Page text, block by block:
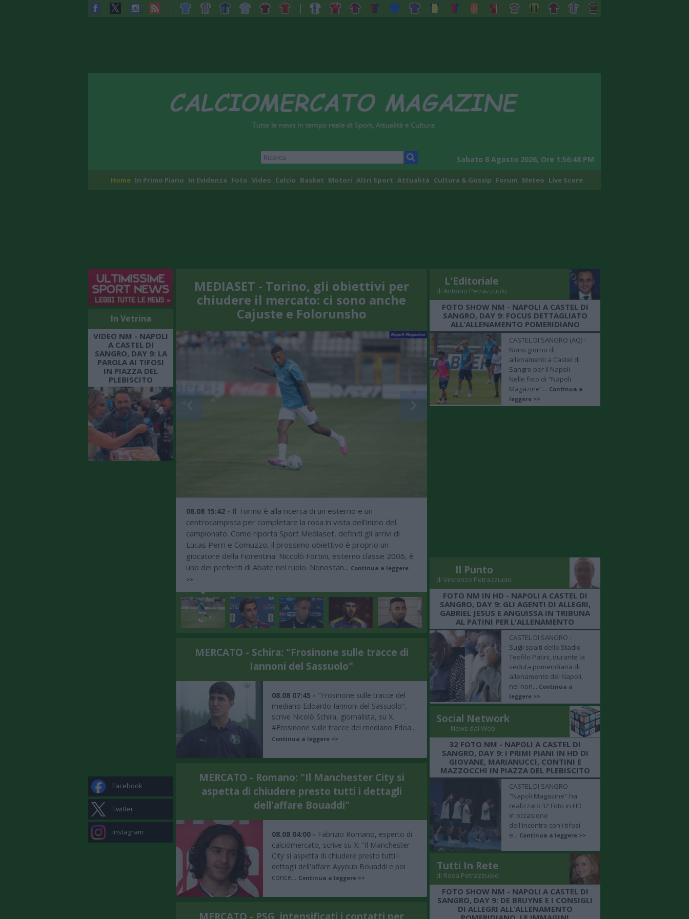
Sabato 8 Agosto 2026, Ore 1:56:50 PM
Home In Primo Piano In Evidenza Foto Video Calcio Basket Motori Altri Sport Attualità Cultura & Gossip Forum Meteo Live Score
In Vetrina
VIDEO NM - NAPOLI
A CASTEL DI
SANGRO, DAY 9: LA
PAROLA AI TIFOSI
IN PIAZZA DEL
PLEBISCITO
Facebook
Twitter
Instagram
MEDIASET - Torino, gli obiettivi per
chiudere il mercato: ci sono anche
Cajuste e Folorunsho
08.08 15:42 - Il Torino è alla ricerca di un esterno e un
centrocampista per completare la rosa in vista dell'inizio del
campionato. Come riporta Sport Mediaset, definiti gli arrivi di
Lucas Perri e Comuzzo, il prossimo obiettivo è proprio un
giocatore della Fiorentina: Niccolò Fortini, esterno classe 2006, è
uno dei preferiti di Abate nel ruolo. Nonostan... Continua a leggere
>>
MERCATO - Schira: "Frosinone sulle tracce di
Iannoni del Sassuolo"
08.08 07:45 - "Frosinone sulle tracce del
mediano Edoardo Iannoni del Sassuolo",
scrive Nicolò Schira, giornalista, su X.
#Frosinone sulle tracce del mediano Edoa...
Continua a leggere >>
MERCATO - Romano: "Il Manchester City si
aspetta di chiudere presto tutti i dettagli
dell'affare Bouaddi"
08.08 04:00 - Fabrizio Romano, esperto di
calciomercato, scrive su X: "Il Manchester
City si aspetta di chiudere presto tutti i
dettagli dell'affare Ayyoub Bouaddi e poi
conce... Continua a leggere >>
MERCATO - PSG, intensificati i contatti per
L'Editoriale
di Antonio Petrazzuolo
FOTO SHOW NM - NAPOLI A CASTEL DI
SANGRO, DAY 9: FOCUS DETTAGLIATO
ALL’ALLENAMENTO POMERIDIANO
CASTEL DI SANGRO (AQ) -
Nono giorno di
allenamenti a Castel di
Sangro per il Napoli.
Nelle foto di "Napoli
Magazine"... Continua a
leggere >>
Il Punto
di Vincenzo Petrazzuolo
FOTO NM IN HD - NAPOLI A CASTEL DI
SANGRO, DAY 9: GLI AGENTI DI ALLEGRI,
GABRIEL JESUS E ANGUISSA IN TRIBUNA
AL PATINI PER L'ALLENAMENTO
CASTEL DI SANGRO -
Sugli spalti dello Stadio
Teofilo Patini, durante la
seduta pomeridiana di
allenamento del Napoli,
nel non... Continua a
leggere >>
Social Network
News dal Web
32 FOTO NM - NAPOLI A CASTEL DI
SANGRO, DAY 9: I PRIMI PIANI IN HD DI
GIOVANE, MARIANUCCI, CONTINI E
MAZZOCCHI IN PIAZZA DEL PLEBISCITO
CASTEL DI SANGRO -
"Napoli Magazine" ha
realizzato 32 Foto in HD
in occasione
dell'incontro con i tifosi
e... Continua a leggere >>
Tutti In Rete
di Rosa Petrazzuolo
FOTO SHOW NM - NAPOLI A CASTEL DI
SANGRO, DAY 9: DE BRUYNE E I CONSIGLI
DI ALLEGRI ALL’ALLENAMENTO